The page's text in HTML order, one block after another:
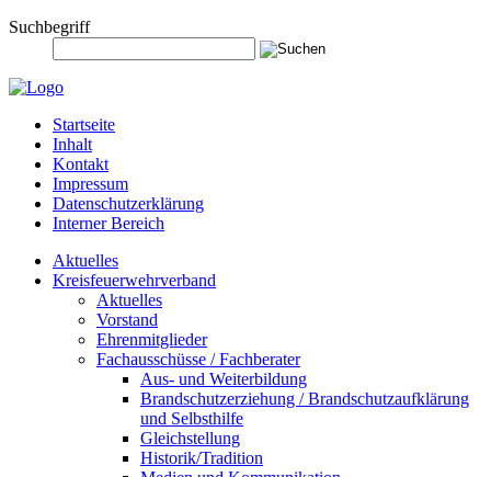
Suchbegriff
Startseite
Inhalt
Kontakt
Impressum
Datenschutzerklärung
Interner Bereich
Aktuelles
Kreisfeuerwehrverband
Aktuelles
Vorstand
Ehrenmitglieder
Fachausschüsse / Fachberater
Aus- und Weiterbildung
Brandschutzerziehung / Brandschutzaufklärung
und Selbsthilfe
Gleichstellung
Historik/Tradition